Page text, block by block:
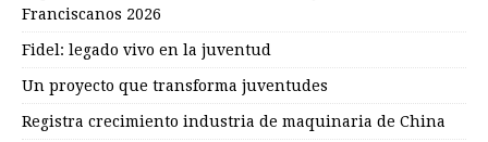
Franciscanos 2026
Fidel: legado vivo en la juventud
Un proyecto que transforma juventudes
Registra crecimiento industria de maquinaria de China